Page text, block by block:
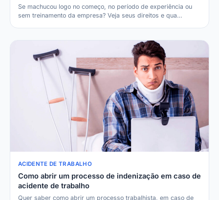
Se machucou logo no começo, no período de experiência ou
sem treinamento da empresa? Veja seus direitos e qua…
ACIDENTE DE TRABALHO
Como abrir um processo de indenização em caso de
acidente de trabalho
Quer saber como abrir um processo trabalhista, em caso de